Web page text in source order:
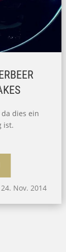
dies ein
ist.
24. Nov. 2014